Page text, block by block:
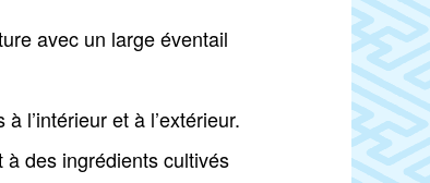
avec un large éventail
l’intérieur et à l’extérieur.
des ingrédients cultivés